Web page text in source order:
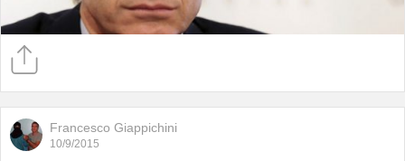
Francesco Giappichini
10/9/2015